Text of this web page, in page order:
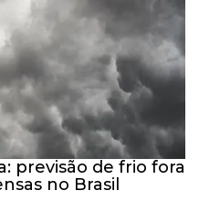
previsão de frio fora
no Brasil